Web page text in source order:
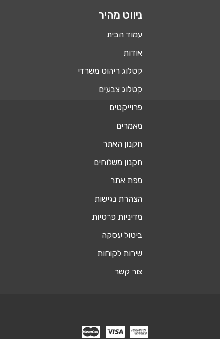
ניווט מהיר
עמוד הבית
אודות
קטלוג ריהוט משרדי
קטלוג צבעים
פרוייקטים
מאמרים
תקנון האתר
תקנון משלוחים
מפת אתר
הצהרת נגישות
מדיניות פרטיות
ביטול עסקה
שירות לקוחות
צור קשר